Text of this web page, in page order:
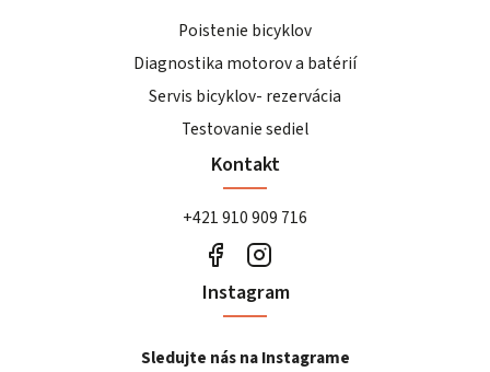
Poistenie bicyklov
Diagnostika motorov a batérií
Servis bicyklov- rezervácia
Testovanie sediel
Kontakt
+421 910 909 716
Instagram
Sledujte nás na Instagrame